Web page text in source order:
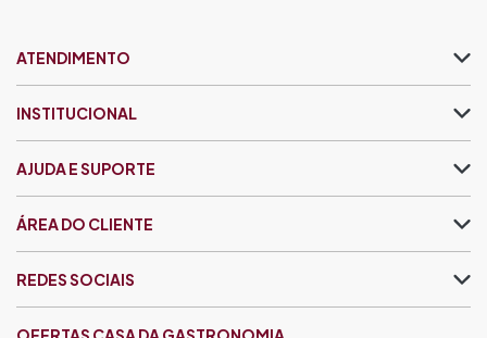
ATENDIMENTO
INSTITUCIONAL
AJUDA E SUPORTE
ÁREA DO CLIENTE
REDES SOCIAIS